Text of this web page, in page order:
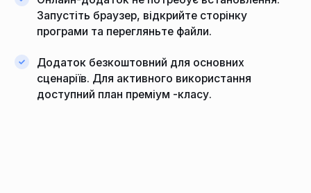
Запустіть браузер, відкрийте сторінку
програми та перегляньте файли.
Додаток безкоштовний для основних
сценаріїв. Для активного використання
доступний план преміум -класу.